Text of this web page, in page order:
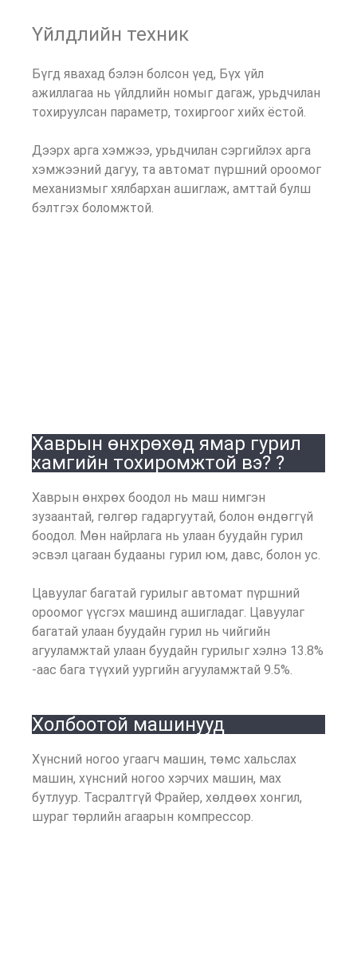
Үйлдлийн техник
Бүгд явахад бэлэн болсон үед, Бүх үйл
ажиллагаа нь үйлдлийн номыг дагаж, урьдчилан
тохируулсан параметр, тохиргоог хийх ёстой.
Дээрх арга хэмжээ, урьдчилан сэргийлэх арга
хэмжээний дагуу, та автомат пүршний ороомог
механизмыг хялбархан ашиглаж, амттай булш
бэлтгэх боломжтой.
Хаврын өнхрөхөд ямар гурил
хамгийн тохиромжтой вэ? ?
Хаврын өнхрөх боодол нь маш нимгэн
зузаантай, гөлгөр гадаргуутай, болон өндөггүй
боодол. Мөн найрлага нь улаан буудайн гурил
эсвэл цагаан будааны гурил юм, давс, болон ус.
Цавуулаг багатай гурилыг автомат пүршний
ороомог үүсгэх машинд ашигладаг. Цавуулаг
багатай улаан буудайн гурил нь чийгийн
агууламжтай улаан буудайн гурилыг хэлнэ 13.8%
-аас бага түүхий уургийн агууламжтай 9.5%.
Холбоотой машинууд
Хүнсний ногоо угаагч машин, төмс хальслах
машин, хүнсний ногоо хэрчих машин, мах
бутлуур. Тасралтгүй Фрайер, хөлдөөх хонгил,
шураг төрлийн агаарын компрессор.